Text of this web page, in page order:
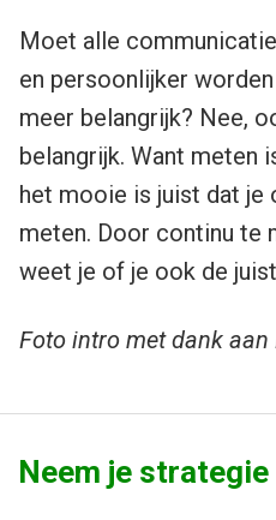
Moet alle
en persoonlijker
meer belangrijk? Nee,
belangrijk. Want meten
het mooie is juist dat je
meten. Door continu te
weet je of je ook de
Foto intro met dank aan
Neem je